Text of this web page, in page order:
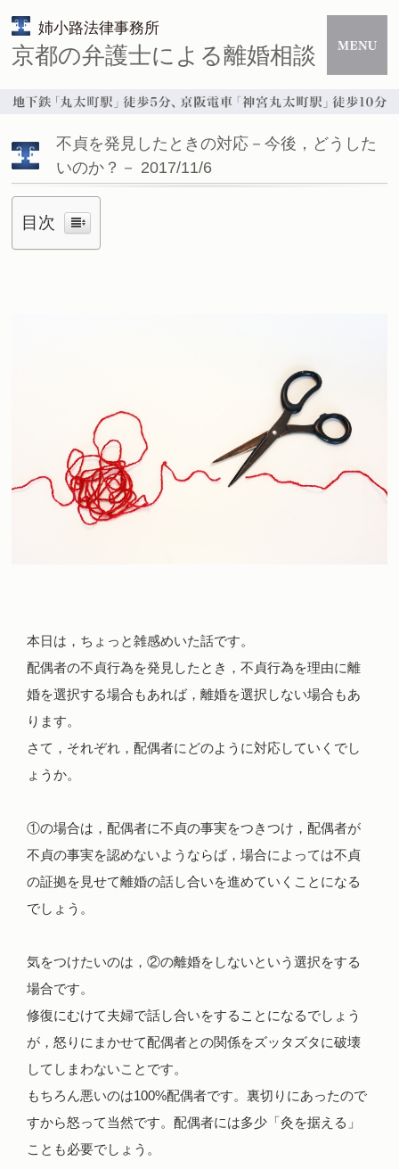
姉小路法律事務所
京都の弁護士による離婚相談
不貞を発見したときの対応－今後，どうした
いのか？－ 2017/11/6
目次
本日は，ちょっと雑感めいた話です。
配偶者の不貞行為を発見したとき，不貞行為を理由に離
婚を選択する場合もあれば，離婚を選択しない場合もあ
ります。
さて，それぞれ，配偶者にどのように対応していくでし
ょうか。
①の場合は，配偶者に不貞の事実をつきつけ，配偶者が
不貞の事実を認めないようならば，場合によっては不貞
の証拠を見せて離婚の話し合いを進めていくことになる
でしょう。
気をつけたいのは，②の離婚をしないという選択をする
場合です。
修復にむけて夫婦で話し合いをすることになるでしょう
が，怒りにまかせて配偶者との関係をズッタズタに破壊
してしまわないことです。
もちろん悪いのは100%配偶者です。裏切りにあったので
すから怒って当然です。配偶者には多少「灸を据える」
ことも必要でしょう。